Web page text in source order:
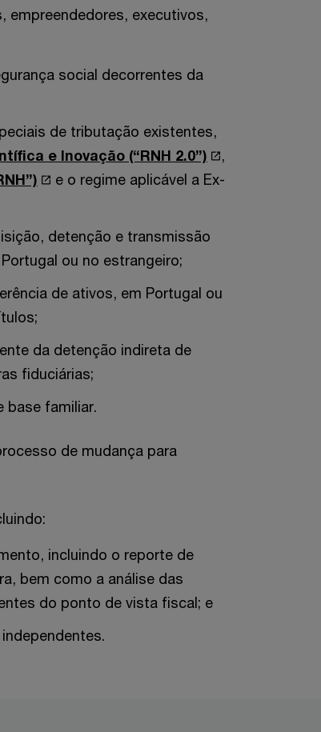
empreendedores, executivos,
social decorrentes da
de tributação existentes,
e Inovação (“RNH 2.0”)
,
e o regime aplicável a Ex-
detenção e transmissão
ou no estrangeiro;
de ativos, em Portugal ou
da detenção indireta de
fiduciárias;
base familiar.
de mudança para
incluindo o reporte de
bem como a análise das
do ponto de vista fiscal; e